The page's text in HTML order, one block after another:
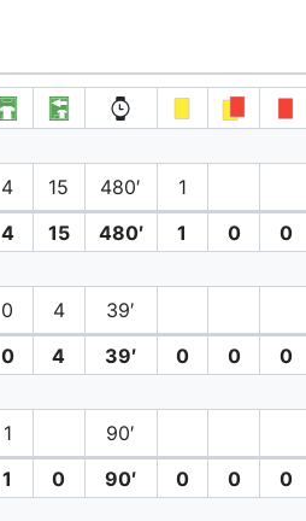
4 15 480′ 1
4 15 480′ 1 0 0
0 4 39′
0 4 39′ 0 0 0
1 90′
1 0 90′ 0 0 0